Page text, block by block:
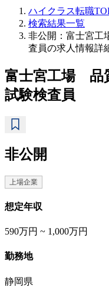
ハイクラス転職
検索結果一覧
非公開：富士宮
査員の求人情報詳
富士宮工場 品
試験検査員
非公開
上場企業
想定年収
590万円 ~ 1,000万円
勤務地
静岡県